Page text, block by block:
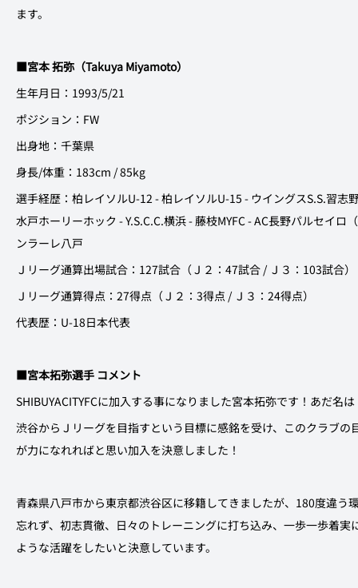
ます。
■宮本 拓弥（Takuya Miyamoto）
生年月日：1993/5/21
ポジション：FW
出身地：千葉県
身長/体重：183cm / 85kg
選手経歴：柏レイソルU-12 - 柏レイソルU-15 - ウイングスS.S.習志
水戸ホーリーホック - Y.S.C.C.横浜 - 藤枝MYFC - AC長野パルセイロ
ンラーレ八戸
Ｊリーグ通算出場試合：127試合（Ｊ２：47試合 / Ｊ３：103試合）
Ｊリーグ通算得点：27得点（Ｊ２：3得点 / Ｊ３：24得点）
代表歴：U-18日本代表
■宮本拓弥選手 コメント
SHIBUYACITYFCに加入する事になりました宮本拓弥です！あだ名
渋谷からＪリーグを目指すという目標に感銘を受け、このクラブ
が力になれればと思い加入を決意しました！
青森県八戸市から東京都渋谷区に移籍してきましたが、180度違う
忘れず、初志貫徹、日々のトレーニングに打ち込み、一歩一歩着
ような活躍をしたいと決意しています。